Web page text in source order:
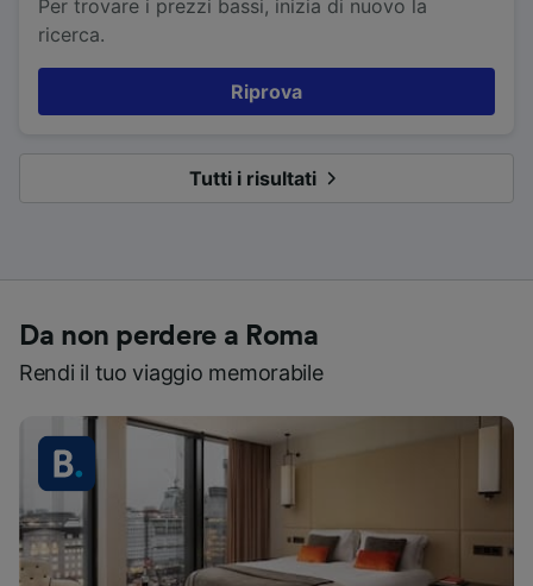
Per trovare i prezzi bassi, inizia di nuovo la
ricerca.
Riprova
Tutti i risultati
Da non perdere a Roma
Rendi il tuo viaggio memorabile